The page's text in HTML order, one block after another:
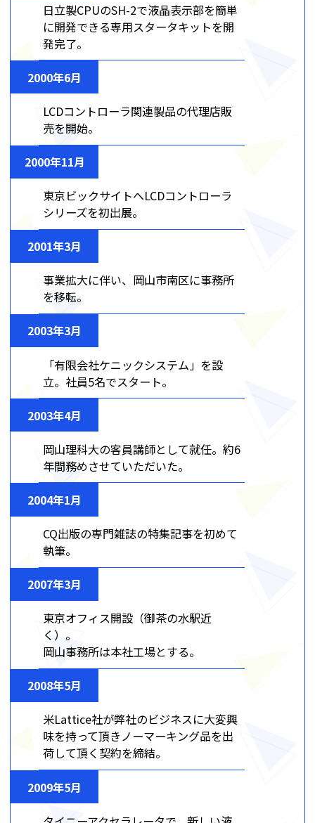
日立製CPUのSH-2で液晶表示部を簡単
に開発できる専用スタータキットを開
発完了。
2000年6月
LCDコントローラ関連製品の代理店販
売を開始。
2000年11月
東京ビックサイトへLCDコントローラ
シリーズを初出展。
2001年3月
事業拡大に伴い、岡山市南区に事務所
を移転。
2003年3月
「有限会社ケニックシステム」を設
立。社員5名でスタート。
2003年4月
岡山理科大の客員講師として就任。約6
年間務めさせていただいた。
2004年1月
CQ出版の専門雑誌の特集記事を初めて
執筆。
2007年3月
東京オフィス開設（御茶の水駅近
く）。
岡山事務所は本社工場とする。
2008年5月
米Lattice社が弊社のビジネスに大変興
味を持って頂きノーマーキング品を出
荷して頂く契約を締結。
2009年5月